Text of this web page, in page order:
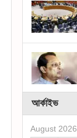
আর্কাইভ
August 2026